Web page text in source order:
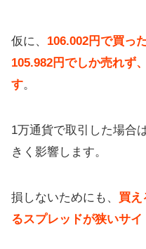
仮に、 106.002円で買っ
105.982円でしか売れず
す。
1万通貨で取引した場合
きく影響します。
損しないためにも、 買え
るスプレッドが狭いサイ